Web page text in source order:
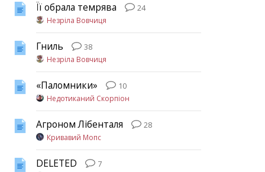
Її обрала темрява
24
Незріла Вовчиця
Гниль
38
Незріла Вовчиця
«Паломники»
10
Недотиканий Скорпіон
Агроном Лібенталя
28
Кривавий Мопс
DELETED
7